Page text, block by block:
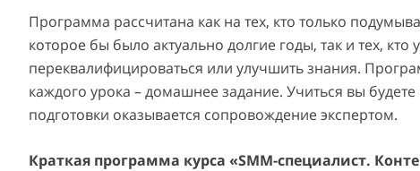
Программа рассчитана как на тех, кто только
которое бы было актуально долгие годы, так и тех,
переквалифицироваться или улучшить знания.
каждого урока – домашнее задание. Учиться вы
подготовки оказывается сопровождение экспертом.
Краткая программа курса «SMM-специалист.